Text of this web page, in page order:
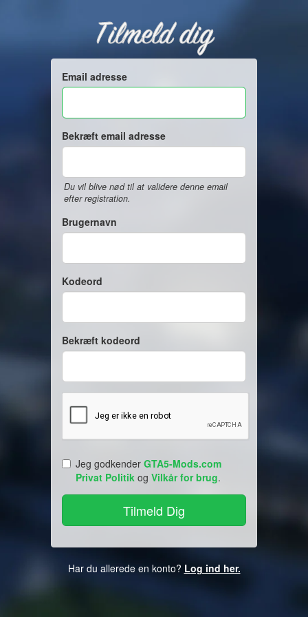
Tilmeld dig
Email adresse
Bekræft email adresse
Du vil blive nød til at validere denne email
efter registration.
Brugernavn
Kodeord
Bekræft kodeord
Jeg godkender GTA5-Mods.com
Privat Politik og Vilkår for brug.
Har du allerede en konto? Log ind her.